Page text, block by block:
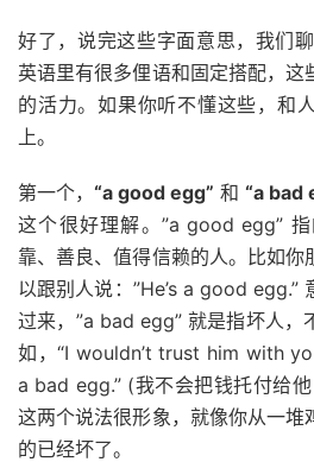
好了，说完这些字面意思，我们
英语里有很多俚语和固定搭配，这
的活力。如果你听不懂这些，和
上。
第一个， “a good egg” 和 “a bad
这个很好理解。”a good egg”
靠、善良、值得信赖的人。比如你
以跟别人说：”He’s a good egg.”
过来，”a bad egg” 就是指坏人，
如，“I wouldn’t trust him with
a bad egg.” (我不会把钱托付给
这两个说法很形象，就像你从一堆
的已经坏了。